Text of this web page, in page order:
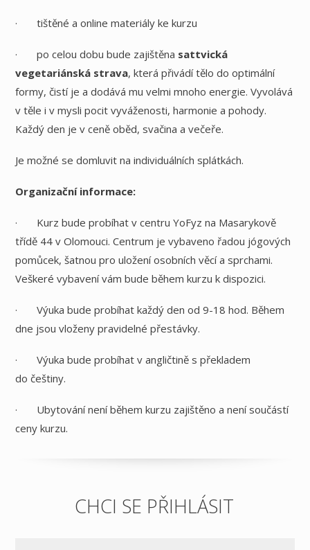
· tištěné a online materiály ke kurzu
· po celou dobu bude zajištěna sattvická
vegetariánská strava, která přivádí tělo do optimální
formy, čistí je a dodává mu velmi mnoho energie. Vyvolává
v těle i v mysli pocit vyváženosti, harmonie a pohody.
Každý den je v ceně oběd, svačina a večeře.
Je možné se domluvit na individuálních splátkách.
Organizační informace:
· Kurz bude probíhat v centru YoFyz na Masarykově
třídě 44 v Olomouci. Centrum je vybaveno řadou jógových
pomůcek, šatnou pro uložení osobních věcí a sprchami.
Veškeré vybavení vám bude během kurzu k dispozici.
· Výuka bude probíhat každý den od 9-18 hod. Během
dne jsou vloženy pravidelné přestávky.
· Výuka bude probíhat v angličtině s překladem
do češtiny.
· Ubytování není během kurzu zajištěno a není součástí
ceny kurzu.
CHCI SE PŘIHLÁSIT